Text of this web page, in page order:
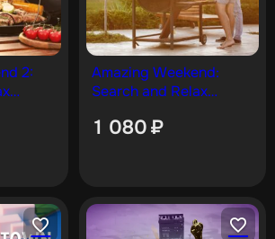
2:
Amazing Weekend:
Search and Relax
1 080₽